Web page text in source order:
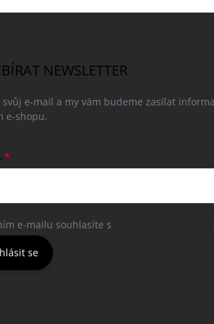
NEWSLETTER
svůj e-mail a my vám budeme zasílat
e-shopu.
e-mailu souhlasíte s
se